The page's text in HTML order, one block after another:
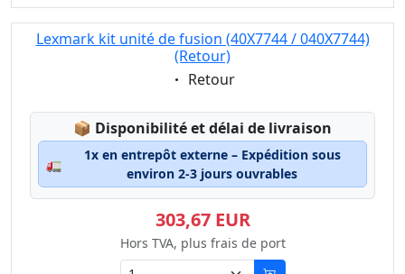
Lexmark kit unité de fusion (40X7744 / 040X7744)
(Retour)
Eigenschaft:
Retour
📦 Lagerstatus:
Disponibilité et délai de livraison
🚛
1x en entrepôt externe – Expédition sous
environ 2-3 jours ouvrables
303,67 EUR
Hors TVA, plus frais de port